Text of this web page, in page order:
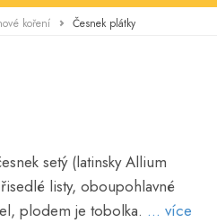
koření Česnek plátky
setý (latinsky Allium
listy, oboupohlavné
plodem je tobolka. ... více